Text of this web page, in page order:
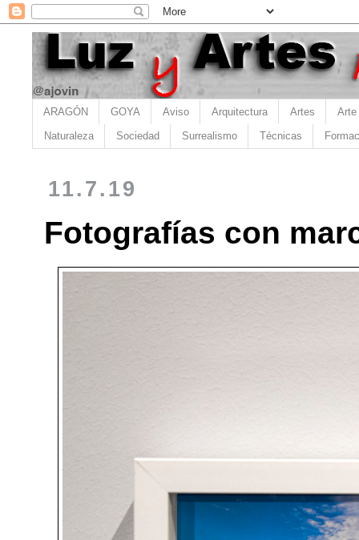
ARAGÓN GOYA Aviso Arquitectura Artes Arte
Naturaleza Sociedad Surrealismo Técnicas
11.7.19
Fotografías con